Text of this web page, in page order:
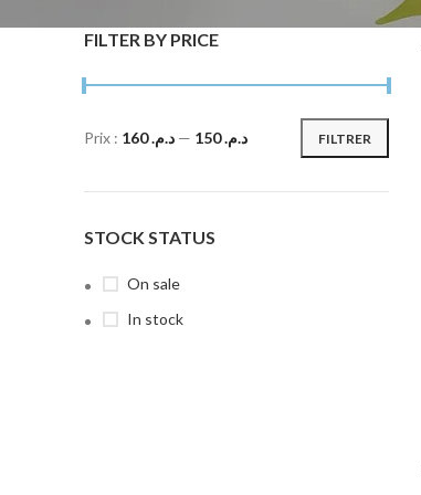
FILTER BY PRICE
FILTRER
Prix : د.م. 150 — د.م. 160
STOCK STATUS
On sale
In stock